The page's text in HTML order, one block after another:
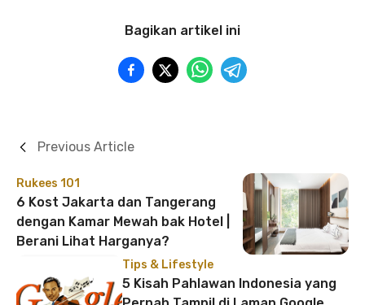
Bagikan artikel ini
Rukees 101
6 Kost Jakarta dan Tangerang
dengan Kamar Mewah bak Hotel |
Berani Lihat Harganya?
Previous Article
Tips & Lifestyle
5 Kisah Pahlawan Indonesia yang